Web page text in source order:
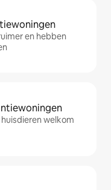
en hebben
welkom